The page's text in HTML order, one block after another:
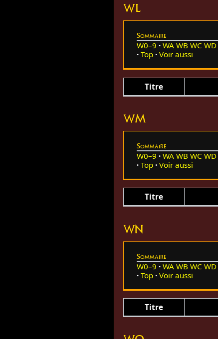
WL
Sommaire
W0–9 WA WB WC WD
Top
Voir aussi
Titre
WM
Sommaire
W0–9 WA WB WC WD
Top
Voir aussi
Titre
WN
Sommaire
W0–9 WA WB WC WD
Top
Voir aussi
Titre